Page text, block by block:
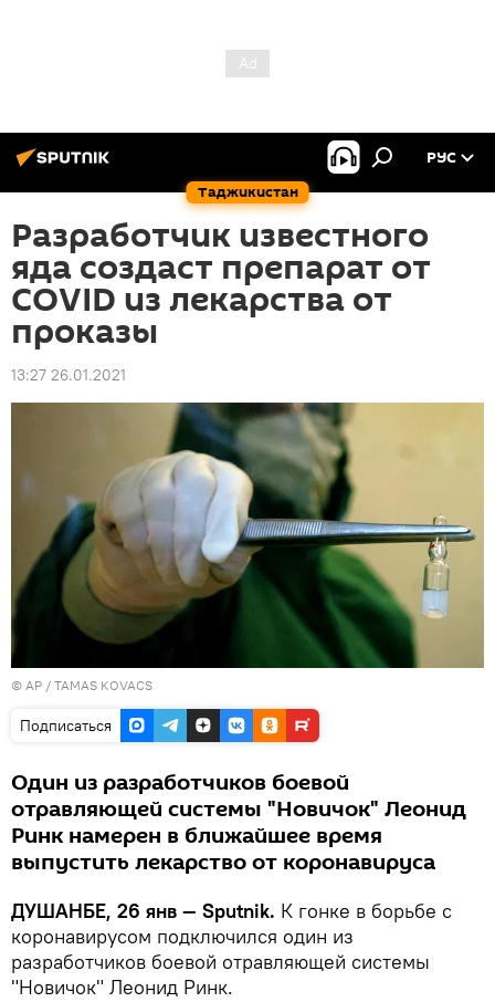
Таджикистан
РУС
Разработчик известного
яда создаст препарат от
COVID из лекарства от
проказы
13:27 26.01.2021
© AP / TAMAS KOVACS
Подписаться
Один из разработчиков боевой
отравляющей системы "Новичок" Леонид
Ринк намерен в ближайшее время
выпустить лекарство от коронавируса
ДУШАНБЕ, 26 янв — Sputnik. К гонке в борьбе с
коронавирусом подключился один из
разработчиков боевой отравляющей системы
"Новичок" Леонид Ринк.